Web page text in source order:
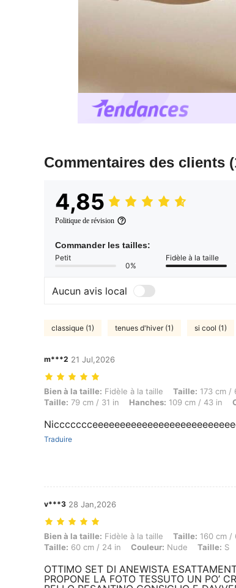
Commentaires des clients
4,85
Politique de révision
Commander les tailles:
Petit
0%
Fidèle à la taille
Aucun avis local
classique (1) tenues d'hiver (1) si cool (1)
m***2 21 Jul,2026
Bien à la taille: Fidèle à la taille, Taille: 173 cm / 68 in,
Bien à la taille: Fidèle à la taille Taille: 173 cm /
Taille: 79 cm / 31 in Hanches: 109 cm / 43 in
Traduire
v***3 28 Jan,2026
Bien à la taille: Fidèle à la taille, Taille: 160 cm / 63 in,
Bien à la taille: Fidèle à la taille Taille: 160 cm /
Taille: 60 cm / 24 in Couleur: Nude Taille: S
OTTIMO SET DI ANEWISTA
PROPONE LA FOTO TESSUTO UN PO’